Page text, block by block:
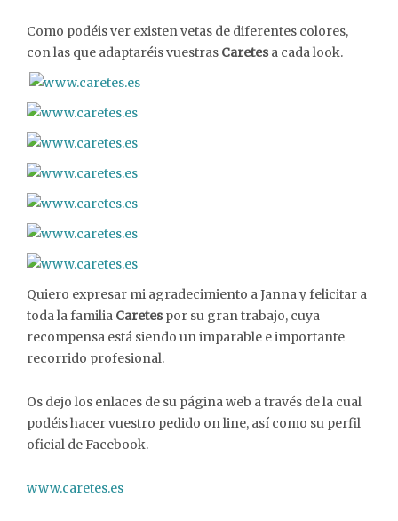
Como podéis ver existen vetas de diferentes colores,
con las que adaptaréis vuestras Caretesa cada look.
Quiero expresar mi agradecimiento a Janna y felicitar a
toda la familia Caretespor su gran trabajo, cuya
recompensa está siendo un imparable e importante
recorrido profesional.
Os dejo los enlaces de su página web a través de la cual
podéis hacer vuestro pedido on line, así como su perfil
oficial de Facebook.
www.caretes.es